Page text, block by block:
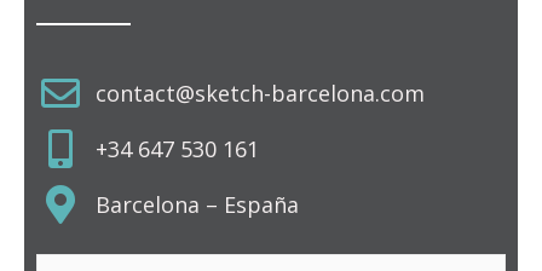
contact@sketch-barcelona.com
+34 647 530 161
Barcelona – España